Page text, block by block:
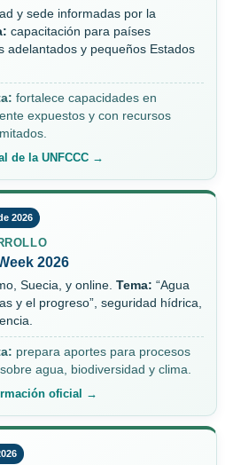
y sede informadas por la
capacitación para países
adelantados y pequeños Estados
fortalece capacidades en
expuestos y con recursos
de la UNFCCC →
2026
2026
Suecia, y online. Tema: “Agua
y el progreso”, seguridad hídrica,
prepara aportes para procesos
agua, biodiversidad y clima.
oficial →